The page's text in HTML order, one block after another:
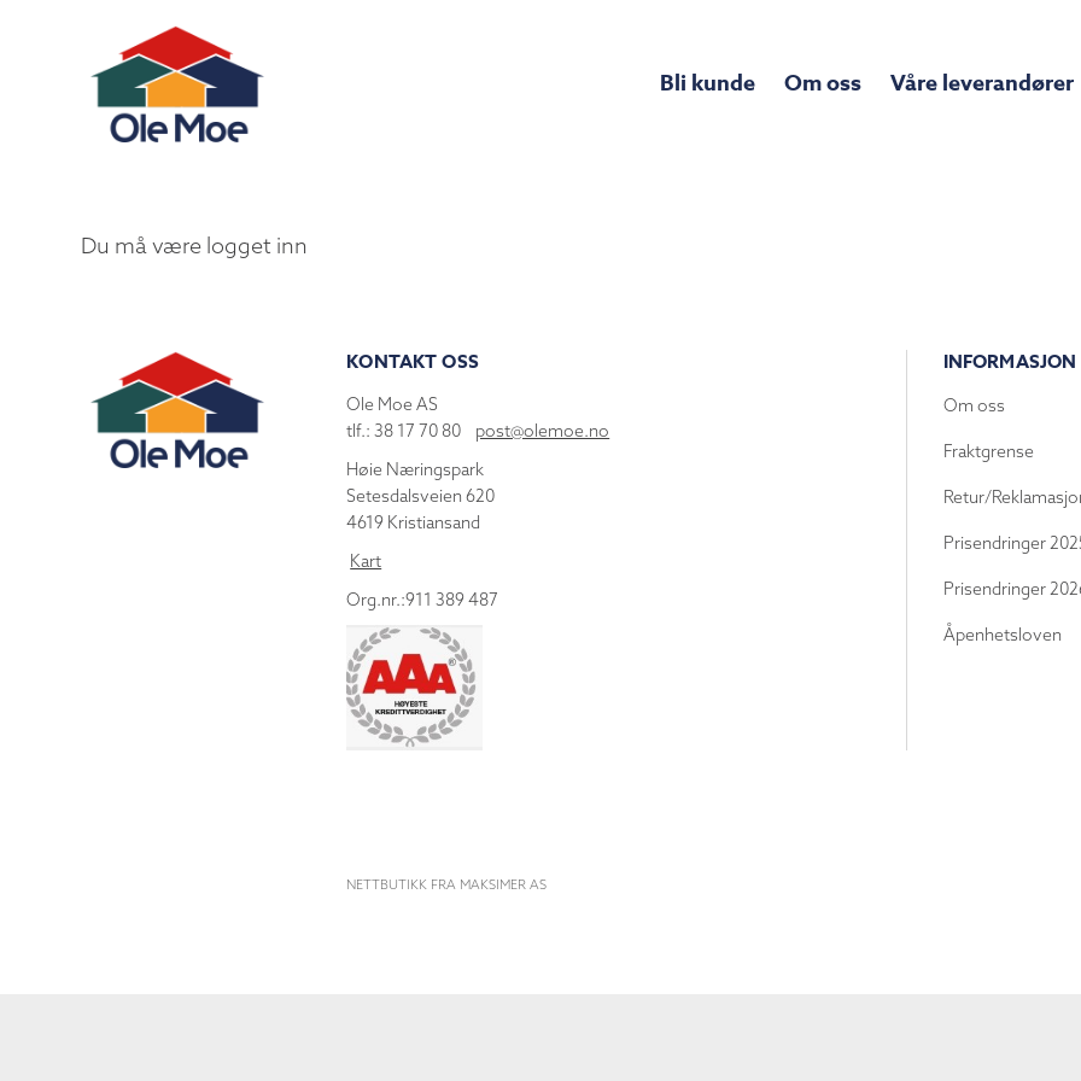
Bli kunde Om oss Våre leverandører
Du må være logget inn
KONTAKT OSS
Ole Moe AS
tlf.: 38 17 70 80 post@olemoe.no
Høie Næringspark
Setesdalsveien 620
4619 Kristiansand
Kart
Org.nr.:911 389 487
INFORMASJON
Om oss
Fraktgrense
Retur/
Prisendringer
Prisendringer
Åpenhetsloven
NETTBUTIKK FRA MAKSIMER AS